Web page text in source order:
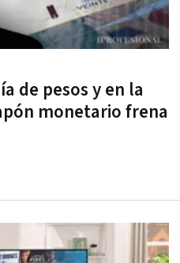
de pesos y en la
monetario frena